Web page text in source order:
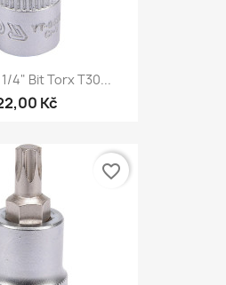
4" Bit Torx T30...
Kč
favorite_border